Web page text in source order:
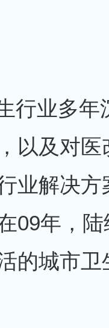
行业多年
以及对
业解决方
09年，
的城市卫